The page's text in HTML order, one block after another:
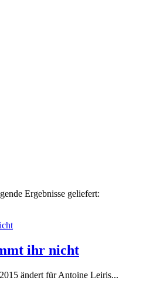
Ergebnisse geliefert:
ihr nicht
ändert für Antoine Leiris...